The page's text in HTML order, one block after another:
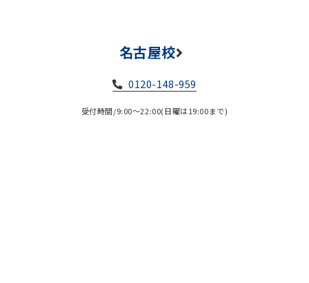
名古屋校
0120-148-959
受付時間/9:00～22:00(日曜は19:00まで)